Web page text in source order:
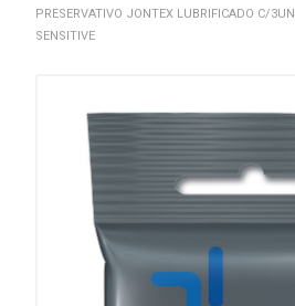
PRESERVATIVO JONTEX LUBRIFICADO C/3UN
SENSITIVE